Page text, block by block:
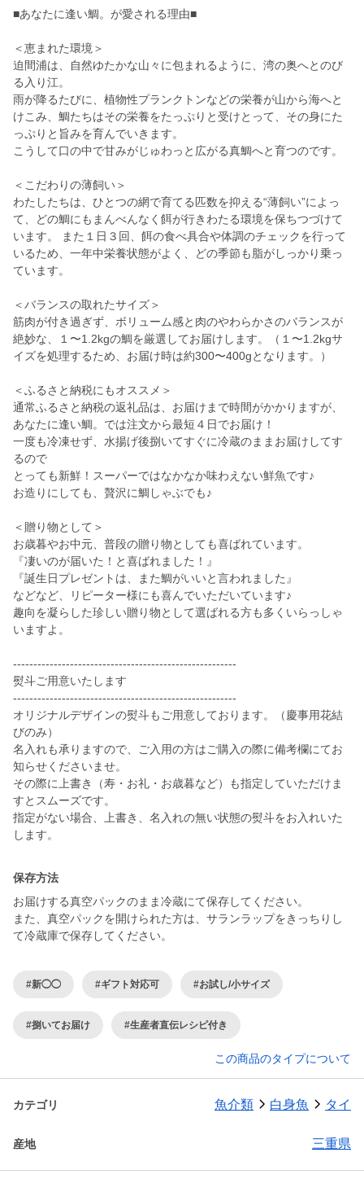
■あなたに逢い鯛。が愛される理由■
＜恵まれた環境＞
迫間浦は、自然ゆたかな山々に包まれるように、湾の奥へとのび
る入り江。
雨が降るたびに、植物性プランクトンなどの栄養が山から海へと
けこみ、鯛たちはその栄養をたっぷりと受けとって、その身にた
っぷりと旨みを育んでいきます。
こうして口の中で甘みがじゅわっと広がる真鯛へと育つのです。
＜こだわりの薄飼い＞
わたしたちは、ひとつの網で育てる匹数を抑える“薄飼い”によっ
て、どの鯛にもまんべんなく餌が行きわたる環境を保ちつづけて
います。 また１日３回、餌の食べ具合や体調のチェックを行って
いるため、一年中栄養状態がよく、どの季節も脂がしっかり乗っ
ています。
＜バランスの取れたサイズ＞
筋肉が付き過ぎず、ボリューム感と肉のやわらかさのバランスが
絶妙な、１〜1.2kgの鯛を厳選してお届けします。（１〜1.2kgサ
イズを処理するため、お届け時は約300〜400gとなります。）
＜ふるさと納税にもオススメ＞
通常ふるさと納税の返礼品は、お届けまで時間がかかりますが、
あなたに逢い鯛。では注文から最短４日でお届け！
一度も冷凍せず、水揚げ後捌いてすぐに冷蔵のままお届けしてす
るので
とっても新鮮！スーパーではなかなか味わえない鮮魚です♪
お造りにしても、贅沢に鯛しゃぶでも♪
＜贈り物として＞
お歳暮やお中元、普段の贈り物としても喜ばれています。
『凄いのが届いた！と喜ばれました！』
『誕生日プレゼントは、また鯛がいいと言われました』
などなど、リピーター様にも喜んでいただいています♪
趣向を凝らした珍しい贈り物として選ばれる方も多くいらっしゃ
いますよ。
-------------------------------------------------------
熨斗ご用意いたします
-------------------------------------------------------
オリジナルデザインの熨斗もご用意しております。（慶事用花結
びのみ）
名入れも承りますので、ご入用の方はご購入の際に備考欄にてお
知らせくださいませ。
その際に上書き（寿・お礼・お歳暮など）も指定していただけま
すとスムーズです。
指定がない場合、上書き、名入れの無い状態の熨斗をお入れいた
します。
保存方法
お届けする真空パックのまま冷蔵にて保存してください。
また、真空パックを開けられた方は、サランラップをきっちりし
て冷蔵庫で保存してください。
#新◯◯ #ギフト対応可 #お試し/小サイズ
#捌いてお届け #生産者直伝レシピ付き
この商品のタイプについて
カテゴリ 魚介類 白身魚 タイ
産地 三重県